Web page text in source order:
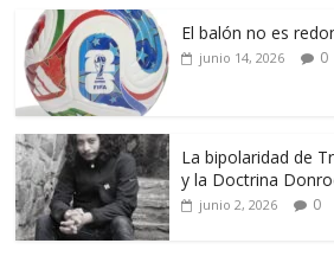
El balón no es
junio 14, 2026 0
La bipolaridad de
y la Doctrina
junio 2, 2026 0